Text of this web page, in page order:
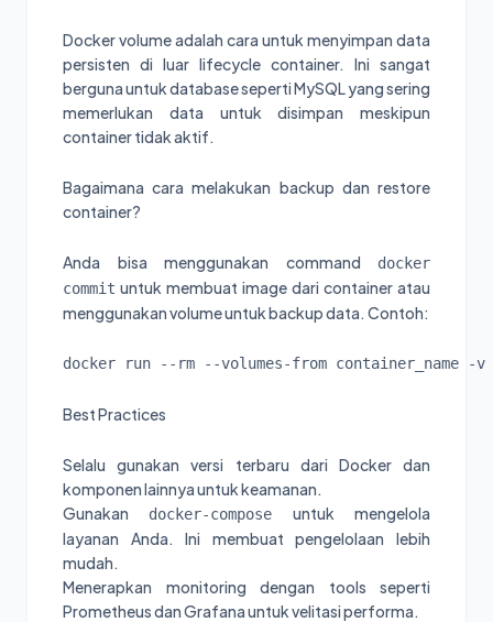
Docker volume adalah cara untuk menyimpan data
persisten di luar lifecycle container. Ini sangat
berguna untuk database seperti MySQL yang sering
memerlukan data untuk disimpan meskipun
container tidak aktif.
Bagaimana cara melakukan backup dan restore
container?
Anda bisa menggunakan command
docker
commit untuk membuat image dari container atau
menggunakan volume untuk backup data. Contoh:
docker run --rm --volumes-from container_name
Best Practices
Selalu gunakan versi terbaru dari Docker dan
komponen lainnya untuk keamanan.
Gunakan
docker-compose untuk mengelola
layanan Anda. Ini membuat pengelolaan lebih
mudah.
Menerapkan monitoring dengan tools seperti
Prometheus dan Grafana untuk velitasi performa.